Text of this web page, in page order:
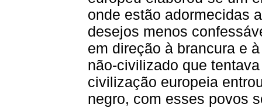
onde estão adormecidas
desejos menos
em direção à brancura e
não-civilizado que
civilização europeia
negro, com esses povos